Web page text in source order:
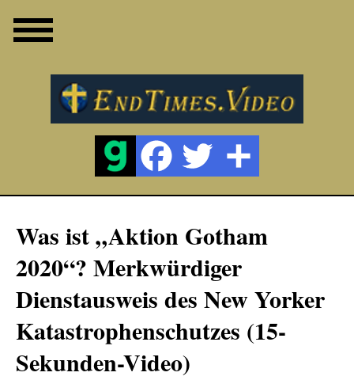
Was ist „Aktion Gotham
2020“? Merkwürdiger
Dienstausweis des New Yorker
Katastrophenschutzes (15-
Sekunden-Video)